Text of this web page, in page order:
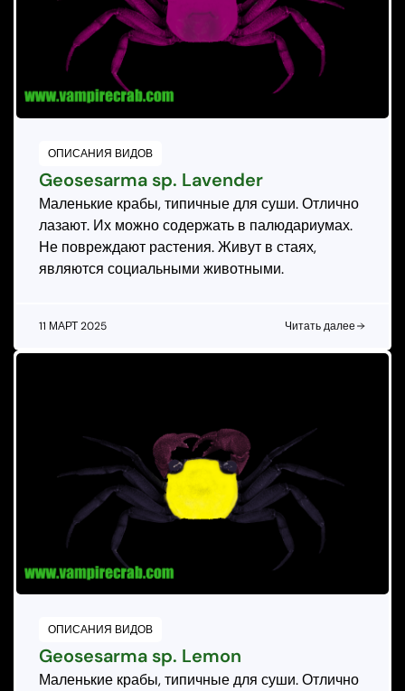
ОПИСАНИЯ ВИДОВ
Geosesarma sp. Lavender
Маленькие крабы, типичные для суши. Отлично
лазают. Их можно содержать в палюдариумах.
Не повреждают растения. Живут в стаях,
являются социальными животными.
11 МАРТ 2025 Читать далее
ОПИСАНИЯ ВИДОВ
Geosesarma sp. Lemon
Маленькие крабы, типичные для суши. Отлично